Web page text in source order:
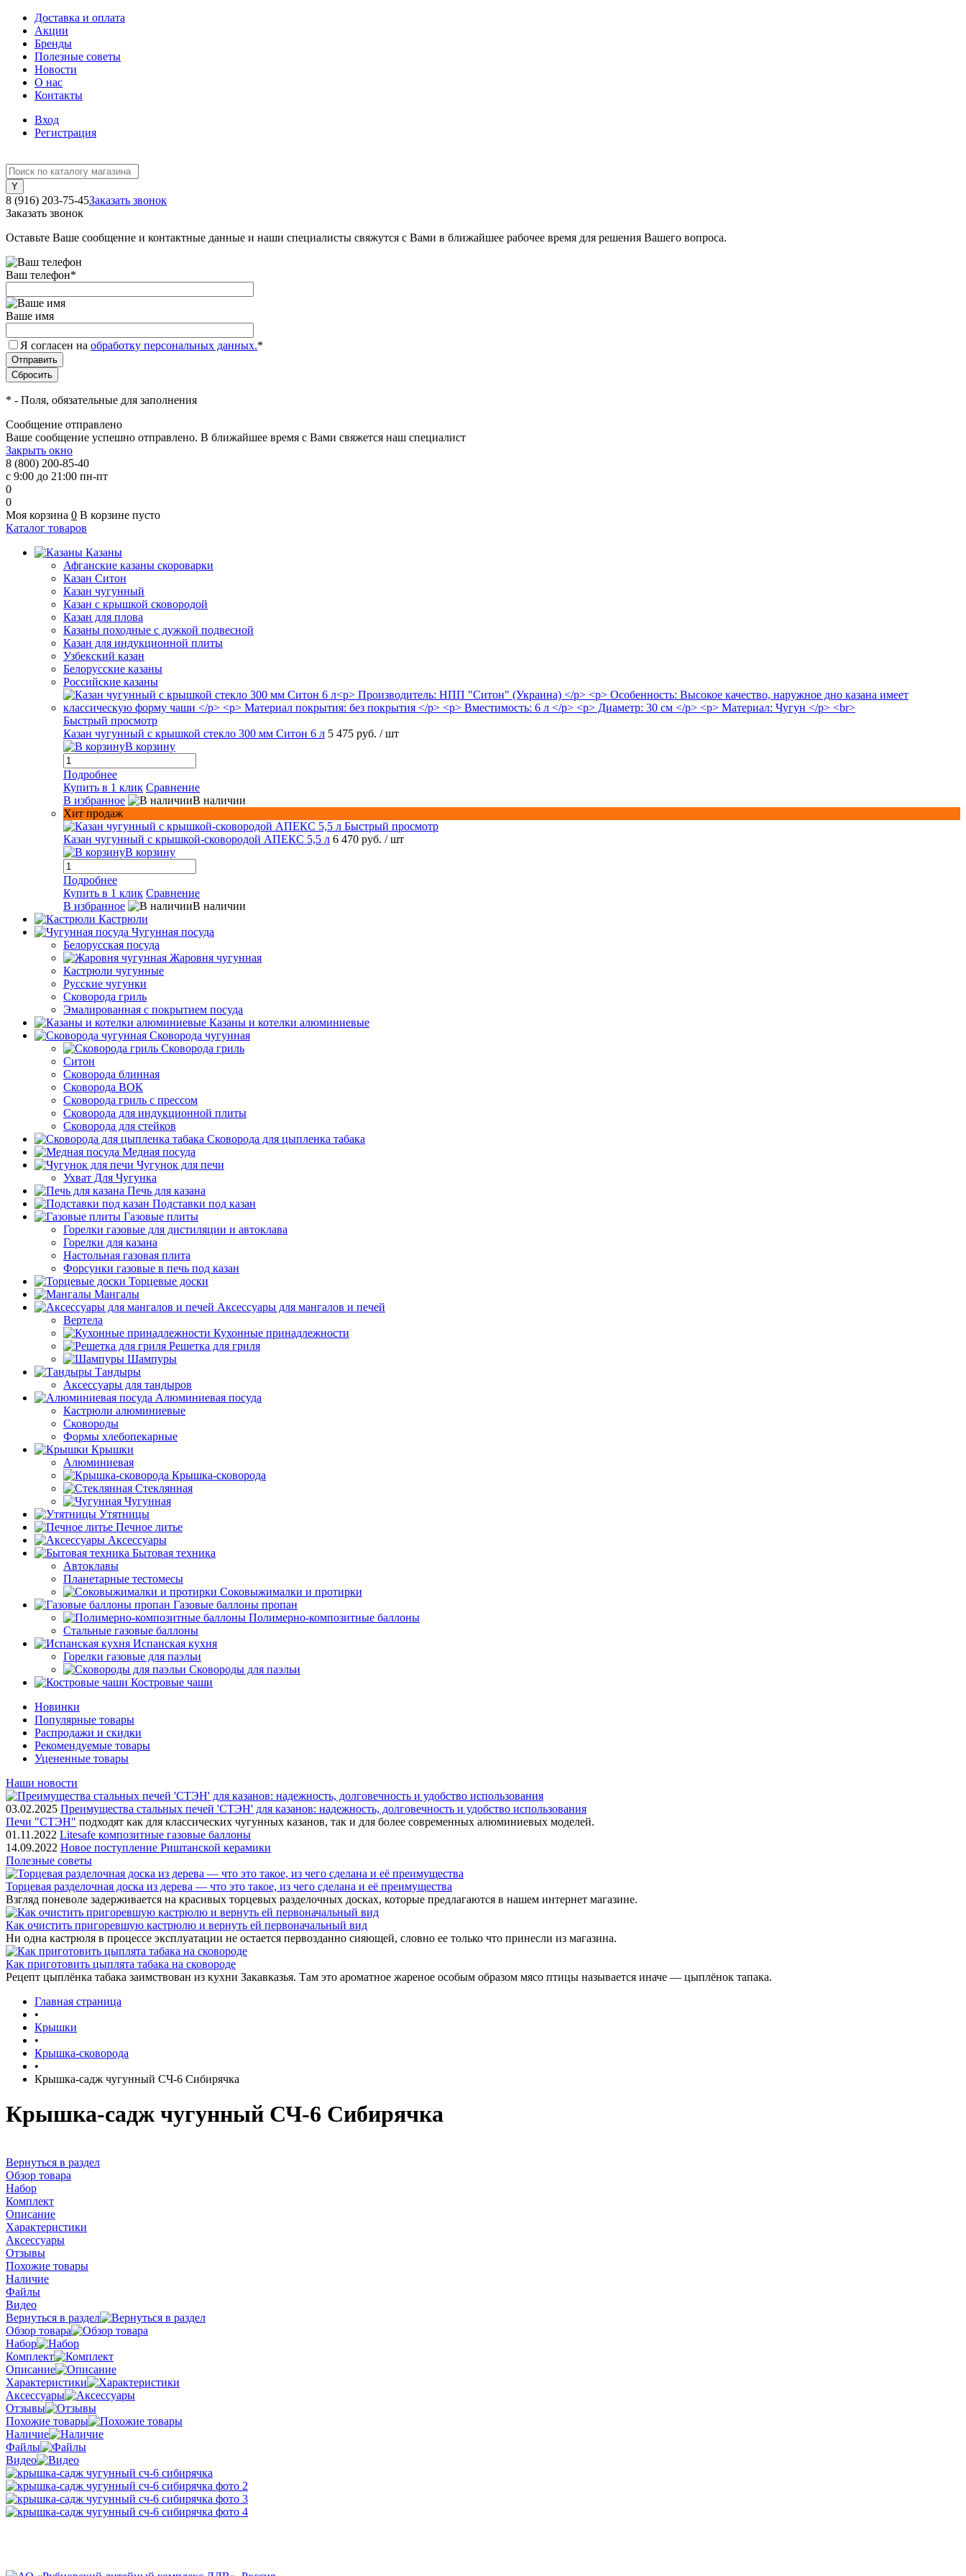
Доставка и оплата
Акции
Бренды
Полезные советы
Новости
О нас
Контакты
Вход
Регистрация
8 (916) 203-75-45Заказать звонок
Заказать звонок
Оставьте Ваше сообщение и контактные данные и наши специалисты свяжутся с Вами в ближайшее рабочее время для решения Вашего вопроса.
Ваш телефон*
Ваше имя
Я согласен на обработку персональных данных.*
* - Поля, обязательные для заполнения
Сообщение отправлено
Ваше сообщение успешно отправлено. В ближайшее время с Вами свяжется наш специалист
Закрыть окно
8 (800) 200-85-40
с 9:00 до 21:00 пн-пт
0
0
Моя корзина 0 В корзине пусто
Каталог товаров
Казаны
Афганские казаны скороварки
Казан Ситон
Казан чугунный
Казан с крышкой сковородой
Казан для плова
Казаны походные с дужкой подвесной
Казан для индукционной плиты
Узбекский казан
Белорусские казаны
Российские казаны
Быстрый просмотр
Казан чугунный с крышкой стекло 300 мм Ситон 6 л 5 475 руб. / шт
В корзину
Подробнее
Купить в 1 клик Сравнение
В избранное
В наличии
Хит продаж
Быстрый просмотр
Казан чугунный с крышкой-сковородой АПЕКС 5,5 л 6 470 руб. / шт
В корзину
Подробнее
Купить в 1 клик Сравнение
В избранное
В наличии
Кастрюли
Чугунная посуда
Белорусская посуда
Жаровня чугунная
Кастрюли чугунные
Русские чугунки
Сковорода гриль
Эмалированная с покрытием посуда
Казаны и котелки алюминиевые
Сковорода чугунная
Сковорода гриль
Ситон
Сковорода блинная
Сковорода ВОК
Сковорода гриль с прессом
Сковорода для индукционной плиты
Сковорода для стейков
Сковорода для цыпленка табака
Медная посуда
Чугунок для печи
Ухват Для Чугунка
Печь для казана
Подставки под казан
Газовые плиты
Горелки газовые для дистиляции и автоклава
Горелки для казана
Настольная газовая плита
Форсунки газовые в печь под казан
Торцевые доски
Мангалы
Аксессуары для мангалов и печей
Вертела
Кухонные принадлежности
Решетка для гриля
Шампуры
Тандыры
Аксессуары для тандыров
Алюминиевая посуда
Кастрюли алюминиевые
Сковороды
Формы хлебопекарные
Крышки
Алюминиевая
Крышка-сковорода
Стеклянная
Чугунная
Утятницы
Печное литье
Аксессуары
Бытовая техника
Автоклавы
Планетарные тестомесы
Соковыжималки и протирки
Газовые баллоны пропан
Полимерно-композитные баллоны
Стальные газовые баллоны
Испанская кухня
Горелки газовые для паэльи
Сковороды для паэльи
Костровые чаши
Новинки
Популярные товары
Распродажи и скидки
Рекомендуемые товары
Уцененные товары
Наши новости
03.02.2025 Преимущества стальных печей 'СТЭН' для казанов: надежность, долговечность и удобство использования
Печи "СТЭН" подходят как для классических чугунных казанов, так и для более современных алюминиевых моделей.
01.11.2022 Litesafe композитные газовые баллоны
14.09.2022 Новое поступление Риштанской керамики
Полезные советы
Торцевая разделочная доска из дерева — что это такое, из чего сделана и её преимущества
Взгляд поневоле задерживается на красивых торцевых разделочных досках, которые предлагаются в нашем интернет магазине.
Как очистить пригоревшую кастрюлю и вернуть ей первоначальный вид
Ни одна кастрюля в процессе эксплуатации не остается первозданно сияющей, словно ее только что принесли из магазина.
Как приготовить цыплята табака на сковороде
Рецепт цыплёнка табака заимствован из кухни Закавказья. Там это ароматное жареное особым образом мясо птицы называется иначе — цыплёнок тапака.
Главная страница
•
Крышки
•
Крышка-сковорода
•
Крышка-садж чугунный СЧ-6 Сибирячка
Крышка-садж чугунный СЧ-6 Сибирячка
Вернуться в раздел
Обзор товара
Набор
Комплект
Описание
Характеристики
Аксессуары
Отзывы
Похожие товары
Наличие
Файлы
Видео
Вернуться в раздел
Обзор товара
Набор
Комплект
Описание
Характеристики
Аксессуары
Отзывы
Похожие товары
Наличие
Файлы
Видео